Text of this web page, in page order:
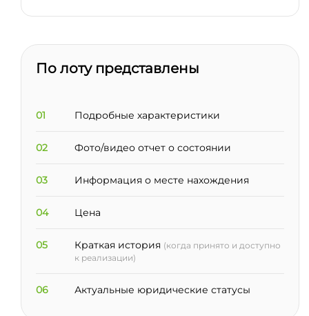
По лоту представлены
01 Подробные характеристики
02 Фото/видео отчет о состоянии
03 Информация о месте нахождения
04 Цена
05 Краткая история (когда принято и доступно
к реализации)
06 Актуальные юридические статусы